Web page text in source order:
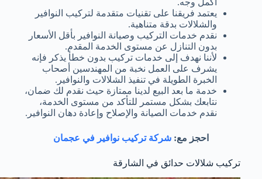
أكمل وجه.
يعتمد فريقنا على تقنيات متقدمة لتركيب النوافير
والشلالات بدقة متناهية.
نقدم خدمات التركيب وصيانة النوافير بأقل الأسعار
بدون التنازل عن مستوى الخدمة المقدم.
لأننا نهدف إلى خدمات تركيب بدون خطأ يذكر فإنه
يشرف على العمل نخبة من المهندسين أصحاب
الخبرة الطويلة في تنفيذ الشلالات والنوافير.
خدمة ما بعد البيع لدينا ممتازة حيث نقدم لك ضمان،
نتابعك بشكل مستمر للتأكد من مستوى الخدمة،
نقدم خدمات الصيانة والإصلاح وإعادة دهان النوافير.
احجز مع: شركة تركيب نوافير في عجمان
تركيب شلالات حدائق في الشارقة